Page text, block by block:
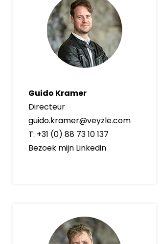
Guido Kramer
Directeur
guido.kramer@veyzle.com
T: +31 (0) 88 73 10 137
Bezoek mijn Linkedin